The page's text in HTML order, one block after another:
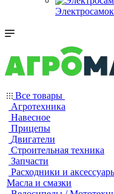
Все товары
Агротехника
Навесное
Прицепы
Двигатели
Строительная техника
Запчасти
Расходники и
Масла и смазки